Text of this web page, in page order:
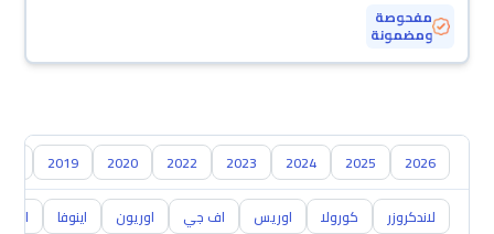
مفحوصة
ومضمونة
2026
2025
2024
2023
2022
2020
2019
لاندكروزر كورولا اوريس اف جي اوريون اينوفا ايكو